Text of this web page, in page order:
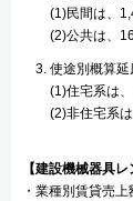
(1)民間は、
(2)公共は、
使途別概算延
(1)住宅系は
(2)非住宅系
【建設機械器具
・業種別賃貸売上